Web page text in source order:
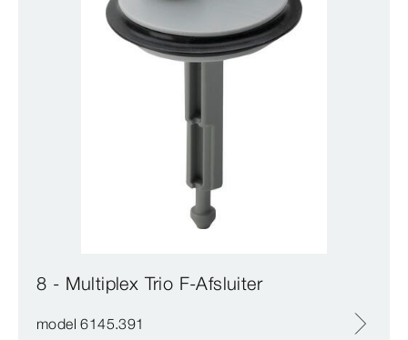
8 - Multiplex Trio F-Afsluiter
model 6145.391